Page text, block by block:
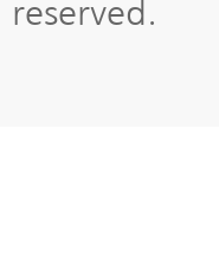
reserved.